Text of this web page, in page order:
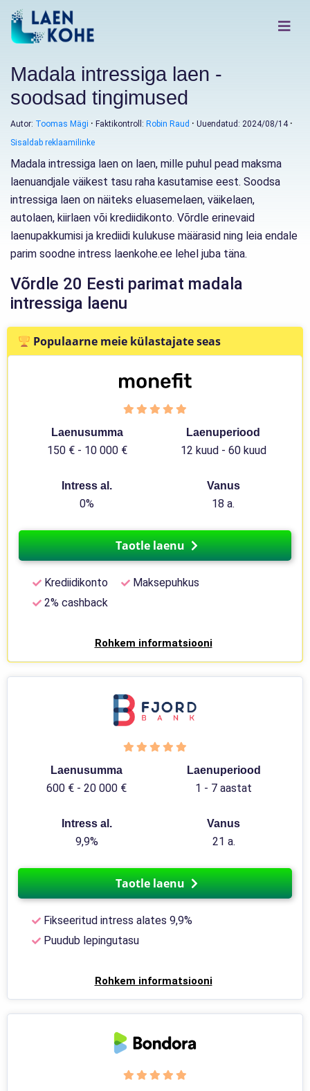
Madala intressiga laen -
soodsad tingimused
Autor: Toomas Mägi Faktikontroll: Robin Raud
Uuendatud: 2024/08/14
Sisaldab reklaamilinke
Madala intressiga laen on laen, mille puhul pead maksma
laenuandjale väikest tasu raha kasutamise eest. Soodsa
intressiga laen on näiteks eluasemelaen, väikelaen,
autolaen, kiirlaen või krediidikonto. Võrdle erinevaid
laenupakkumisi ja krediidi kulukuse määrasid ning leia endale
parim soodne intress laenkohe.ee lehel juba täna.
Võrdle 20 Eesti parimat madala
intressiga laenu
Populaarne meie külastajate seas
Laenusumma
150 € - 10 000 €
Laenuperiood
12 kuud - 60 kuud
Intress al.
0%
Vanus
18 a.
Taotle laenu
Krediidikonto
Maksepuhkus
2% cashback
Rohkem informatsiooni
Laenusumma
600 € - 20 000 €
Laenuperiood
1 - 7 aastat
Intress al.
9,9%
Vanus
21 a.
Taotle laenu
Fikseeritud intress alates 9,9%
Puudub lepingutasu
Rohkem informatsiooni